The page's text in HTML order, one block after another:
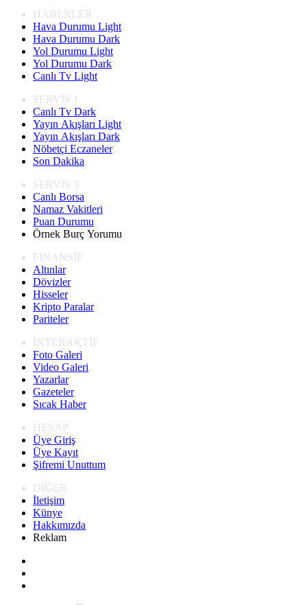
HABERLER
Hava Durumu Light
Hava Durumu Dark
Yol Durumu Light
Yol Durumu Dark
Canlı Tv Light
SERVİS 1
Canlı Tv Dark
Yayın Akışları Light
Yayın Akışları Dark
Nöbetçi Eczaneler
Son Dakika
SERVİS 3
Canlı Borsa
Namaz Vakitleri
Puan Durumu
Örnek Burç Yorumu
FİNANSİF
Altınlar
Dövizler
Hisseler
Kripto Paralar
Pariteler
İNTERAKTİF
Foto Galeri
Video Galeri
Yazarlar
Gazeteler
Sıcak Haber
HESAP
Üye Giriş
Üye Kayıt
Şifremi Unuttum
DİĞER
İletişim
Künye
Hakkımızda
Reklam